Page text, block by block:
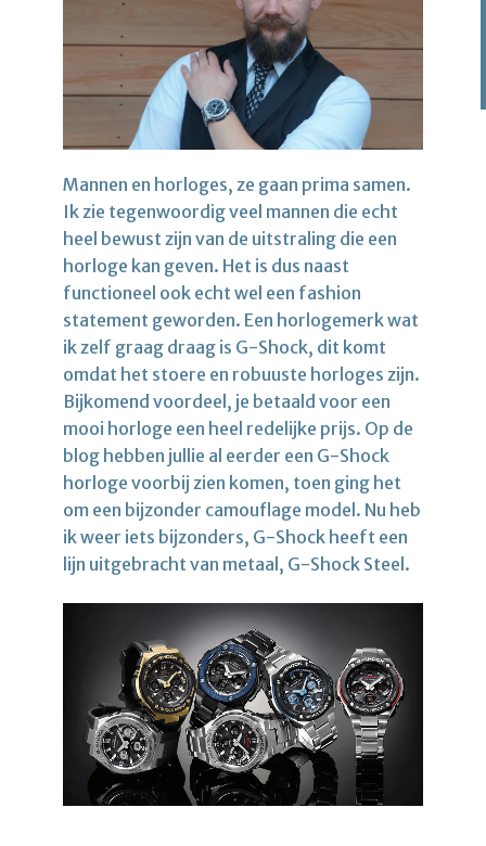
Mannen en horloges, ze gaan prima samen.
Ik zie tegenwoordig veel mannen die echt
heel bewust zijn van de uitstraling die een
horloge kan geven. Het is dus naast
functioneel ook echt wel een fashion
statement geworden. Een horlogemerk wat
ik zelf graag draag is G-Shock, dit komt
omdat het stoere en robuuste horloges zijn.
Bijkomend voordeel, je betaald voor een
mooi horloge een heel redelijke prijs. Op de
blog hebben jullie al eerder een G-Shock
horloge voorbij zien komen, toen ging het
om een bijzonder camouflage model. Nu heb
ik weer iets bijzonders, G-Shock heeft een
lijn uitgebracht van metaal, G-Shock Steel.